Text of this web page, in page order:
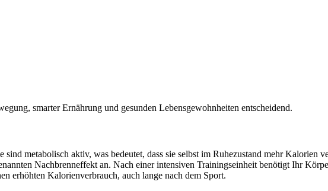
smarter Ernährung und gesunden Lebensgewohnheiten entscheidend.
metabolisch aktiv, was bedeutet, dass sie selbst im Ruhezustand mehr Kalorien
Nachbrenneffekt an. Nach einer intensiven Trainingseinheit benötigt Ihr
erhöhten Kalorienverbrauch, auch lange nach dem Sport.